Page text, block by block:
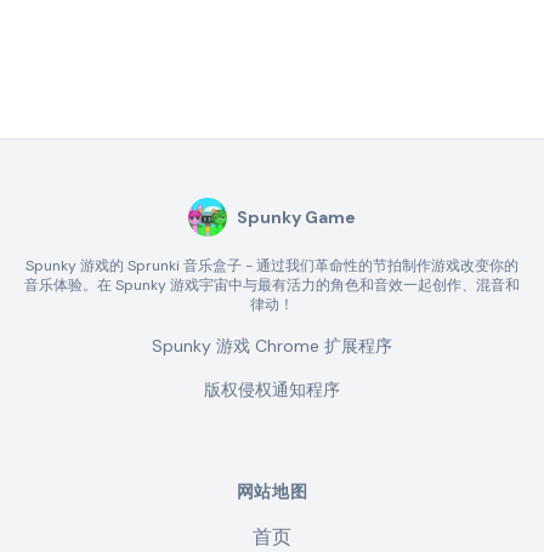
Spunky Game
Spunky 游戏的 Sprunki 音乐盒子 - 通过我们革命性的节拍制作游戏改变你的
音乐体验。在 Spunky 游戏宇宙中与最有活力的角色和音效一起创作、混音和
律动！
Spunky 游戏 Chrome 扩展程序
版权侵权通知程序
网站地图
首页